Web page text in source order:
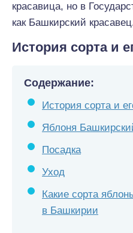
красавица, но в
как Башкирский
История сорта и
Содержание:
История сорта и
Яблоня
Посадка
Уход
Какие сорта
в Башкирии